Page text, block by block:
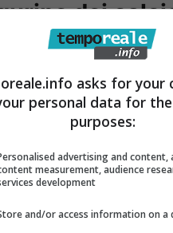
dei
valgono di più
che vale più di tutte è
Maradona
viene quella di Lionel
2014 con bordo nero,
a 115 mila euro. Quella di
asks for your
personal data for
purposes:
advertising and content,
measurement, audience
development
and/or access information on a